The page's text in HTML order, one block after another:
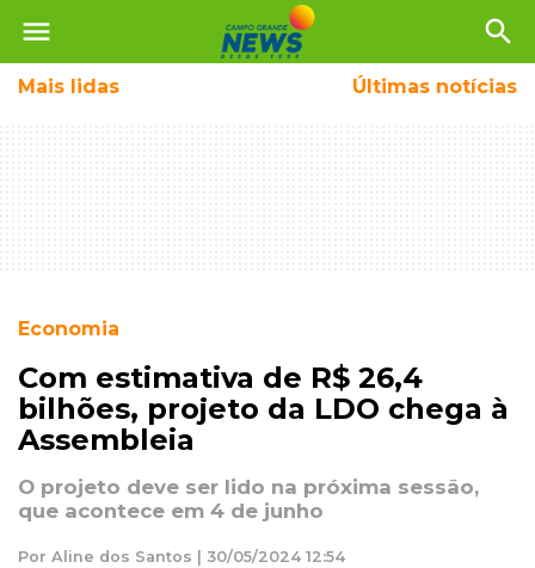
menu search
Mais lidas Últimas notícias
Economia
Com estimativa de R$ 26,4
bilhões, projeto da LDO chega à
Assembleia
O projeto deve ser lido na próxima sessão,
que acontece em 4 de junho
Por Aline dos Santos | 30/05/2024 12:54